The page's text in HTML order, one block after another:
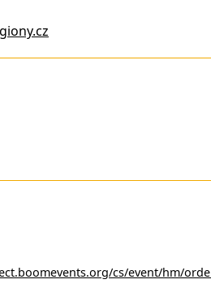
cs/event/hm/